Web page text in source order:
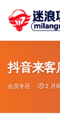
抖音来客
会员专区 2 月